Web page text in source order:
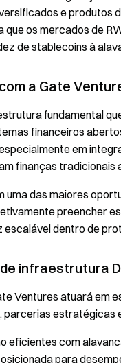
e produtos
que os mercados de
de stablecoins à
a Gate
fundamental
financeiros
em
finanças tradicionais
uma das maiores
preencher
escalável dentro de
infraestrutura
Ventures atuará em
estratégicas
eficientes com
para